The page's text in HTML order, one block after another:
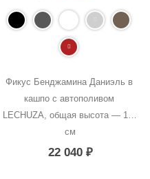
Фикус Бенджамина Даниэль в
кашпо с автополивом
LECHUZA, общая высота — 100
см
22 040 ₽